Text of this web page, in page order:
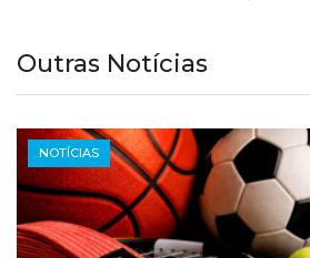
Outras Notícias
NOTÍCIAS